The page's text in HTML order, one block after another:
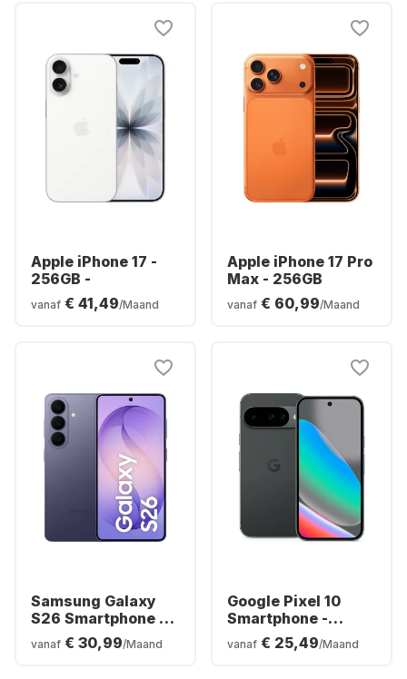
Apple iPhone 17 -
256GB -
vanaf € 41,49/Maand
Apple iPhone 17 Pro
Max - 256GB
vanaf € 60,99/Maand
Samsung Galaxy
S26 Smartphone -
256GB - Dual SIM
vanaf € 30,99/Maand
Google Pixel 10
Smartphone -
128GB - Dual SIM
vanaf € 25,49/Maand